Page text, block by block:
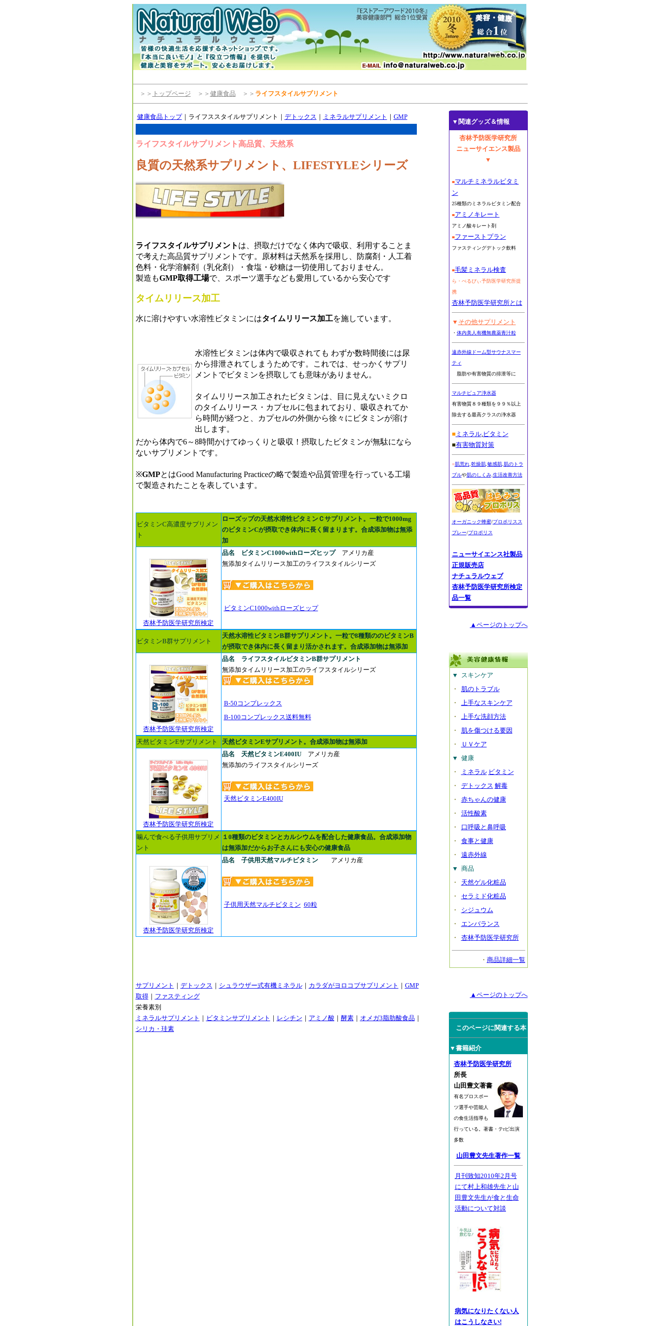
＞＞ トップページ ＞＞ 健康食品 ＞＞ ライフスタイルサプリメント
健康食品トップ｜ライフススタイルサプリメント｜ デトックス ｜ ミネラルサプリメント ｜ GMP
ライフスタイルサプリメント高品質、 天然系
良質の天然系サプリメント、LIFESTYLEシリーズ
ライフスタイルサプリメント は、摂取だけでなく体内で吸収、利用することま
で考えた高品質サプリメントです。原材料は天然系を採用し、防腐剤・人工着
色料・化学溶解剤（乳化剤）・食塩・砂糖は一切使用しておりません。
製造もGMP取得工場で、スポーツ選手なども愛用しているから安心です
タイムリリース加工
水に溶けやすい水溶性ビタミンにはタイムリリース加工を施しています。
水溶性ビタミンは体内で吸収されても わずか数時間後には尿
から排泄されてしまうためです。これでは、せっかくサプリ
メントでビタミンを摂取しても意味がありません。
タイムリリース加工されたビタミンは、目に見えないミクロ
のタイムリリース・カプセルに包まれており、吸収されてか
ら時間が経つと、カプセルの外側から徐々にビタミンが溶け
出します。
だから体内で6～8時間かけてゆっくりと吸収！摂取したビタミンが無駄になら
ないサプリメントです。
※GMPとはGood Manufacturing Practiceの略で製造や品質管理を行っている工場
で製造されたことを表しています。
ビタミンC高濃度サプリメン
ト
ローズップの天然水溶性ビタミンＣサプリメント。一粒で1000mg
のビタミンCが摂取でき体内に長く留まります。合成添加物は無添
加
杏林予防医学研究所検定
品名 ビタミンC1000withローズヒップ
アメリカ産
無添加タイムリリース加工のライフスタイルシリーズ
ビタミンC1000withローズヒップ
ビタミンB群サプリメント
天然水溶性ビタミンB群サプリメント。一粒で8種類ののビタミンB
が摂取でき体内に長く留まり活かされます。合成添加物は無添加
杏林予防医学研究所検定
品名
ライフスタイルビタミンB群サプリメント
無添加タイムリリース加工のライフスタイルシリーズ
B-50コンプレックス
B-100コンプレックス送料無料
天然ビタミンEサプリメント 天然ビタミンEサプリメント。合成添加物は無添加
杏林予防医学研究所検定
品名 天然ビタミンE400IU
アメリカ産
無添加のライフスタイルシリーズ
天然ビタミンE400IU
噛んで食べる子供用サプリメ
ント
１0種類のビタミンとカルシウムを配合した健康食品。合成添加物
は無添加だからお子さんにも安心の健康食品
杏林予防医学研究所検定
品名 子供用天然マルチビタミン アメリカ産
子供用天然マルチビタミン 60粒
サプリメント ｜ デトックス ｜ シュラウザー式有機ミネラル｜ カラダがヨロコブサプリメント ｜ GMP
取得｜ ファスティング
栄養素別
ミネラルサプリメント ｜ ビタミンサプリメント ｜ レシチン ｜ アミノ酸 ｜ 酵素｜ オメガ3脂肪酸食品 ｜
シリカ・珪素
▼関連グッズ＆情報
杏林予防医学研究所
ニューサイエンス製品
▼
■マルチミネラルビタミ
ン
25種類のミネラルビタミン配合
■アミノキレート
アミノ酸キレート剤
■ファーストプラン
ファスティングデトック飲料
■毛髪ミネラル検査
ら・べるびぃ予防医学研究所提
携
杏林予防医学研究所とは
▼ その他サプリメント
・ 体内美人有機無農薬青汁粒
遠赤外線ドーム型サウナスマー
ティ
脂肪や有害物質の排泄等に
マルチピュア浄水器
有害物質８９種類を９９％以上
除去する最高クラスの浄水器
■ ミネラル,ビタミン
■有害物質対策
■肌荒れ. 乾燥肌. 敏感肌. 肌のトラ
ブルや肌のしくみ. 生活改善方法
オーガニック蜂蜜/プロポリスス
プレー/プロポリス
ニューサイエンス社製品
正規販売店
ナチュラルウェブ
杏林予防医学研究所検定
品一覧
▲ページのトップへ
▼
スキンケア
・
肌のトラブル
・
上手なスキンケア
・
上手な洗顔方法
・
肌を傷つける要因
・
ＵＶケア
▼ 健康
・
ミネラル ビタミン
・
デトックス 解毒
・
赤ちゃんの健康
・
活性酸素
・
口呼吸と鼻呼吸
・
食事と健康
・
遠赤外線
▼ 商品
・
天然ゲル化粧品
・
セラミド化粧品
・
シジュウム
・
エンバランス
・
杏林予防医学研究所
・ 商品詳細一覧
▲ページのトップへ
このページに関連する本
▼書籍紹介
杏林予防医学研究所
所長
山田豊文著書
有名プロスポー
ツ選手や芸能人
の食生活指導も
行っている。著書・テrビ出演
多数
山田豊文先生著作一覧
月刊致知2010年2月号
にて村上和雄先生と山
田豊文先生が食と生命
活動について対談
病気になりたくない人
はこうしなさい!